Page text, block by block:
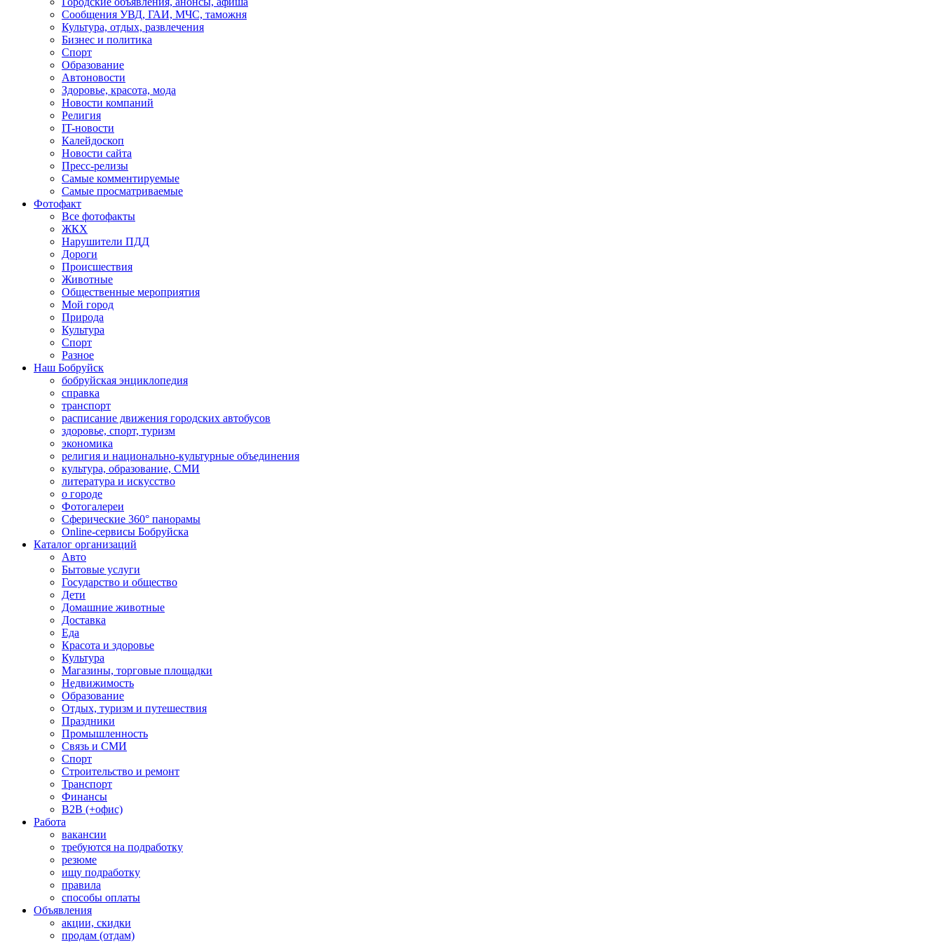
Сообщения УВД, ГАИ, МЧС, таможня
Культура, отдых, развлечения
Бизнес и политика
Спорт
Образование
Автоновости
Здоровье, красота, мода
Новости компаний
Религия
IT-новости
Калейдоскоп
Новости сайта
Пресс-релизы
Самые комментируемые
Самые просматриваемые
Фотофакт
Все фотофакты
ЖКХ
Нарушители ПДД
Дороги
Происшествия
Животные
Общественные мероприятия
Мой город
Природа
Культура
Спорт
Разное
Наш Бобруйск
бобруйская энциклопедия
справка
транспорт
расписание движения городских автобусов
здоровье, спорт, туризм
экономика
религия и национально-культурные объединения
культура, образование, СМИ
литература и искусство
о городе
Фотогалереи
Сферические 360° панорамы
Online-сервисы Бобруйска
Каталог организаций
Авто
Бытовые услуги
Государство и общество
Дети
Домашние животные
Доставка
Еда
Красота и здоровье
Культура
Магазины, торговые площадки
Недвижимость
Образование
Отдых, туризм и путешествия
Праздники
Промышленность
Связь и СМИ
Спорт
Строительство и ремонт
Транспорт
Финансы
B2B (+офис)
Работа
вакансии
требуются на подработку
резюме
ищу подработку
правила
способы оплаты
Объявления
акции, скидки
продам (отдам)